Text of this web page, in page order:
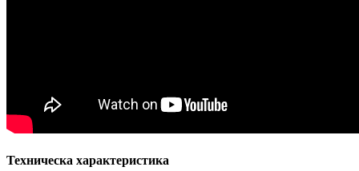
Техническа характеристика